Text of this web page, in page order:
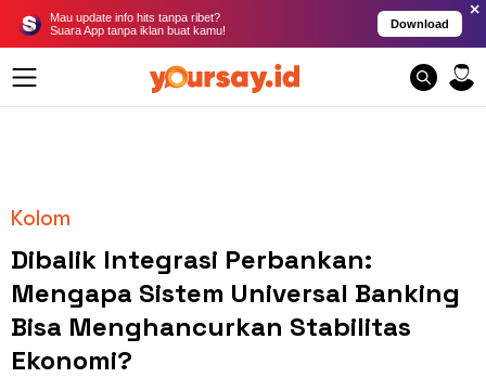
Mau update info hits tanpa ribet?
Suara App tanpa iklan buat kamu!
Download
×
Kolom
Dibalik Integrasi Perbankan:
Mengapa Sistem Universal Banking
Bisa Menghancurkan Stabilitas
Ekonomi?